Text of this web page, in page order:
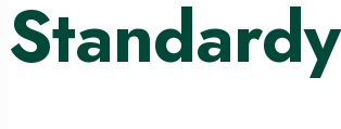
Standardy